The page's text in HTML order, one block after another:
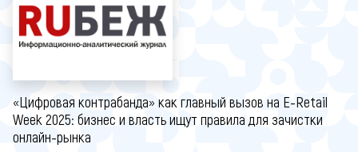
«Цифровая контрабанда» как главный вызов на E-Retail
Week 2025: бизнес и власть ищут правила для зачистки
онлайн-рынка